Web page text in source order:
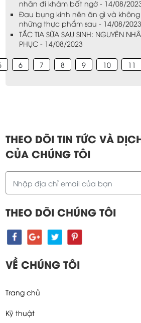
nhân đi khám bất ngờ - 14/08/
Đau bụng kinh nên ăn gì và
những thực phẩm sau - 14/08/2023
TẮC TIA SỮA SAU SINH: NGUYÊN
PHỤC - 14/08/2023
6 7 8 9 10 11
THEO DÕI TIN TỨC VÀ
CỦA CHÚNG TÔI
THEO DÕI CHÚNG TÔI
VỀ CHÚNG TÔI
Trang chủ
Kỹ thuật